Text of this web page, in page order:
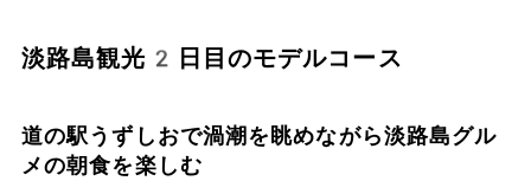
淡路島観光2日目のモデルコース
道の駅うずしおで渦潮を眺めながら淡路島グル
メの朝食を楽しむ